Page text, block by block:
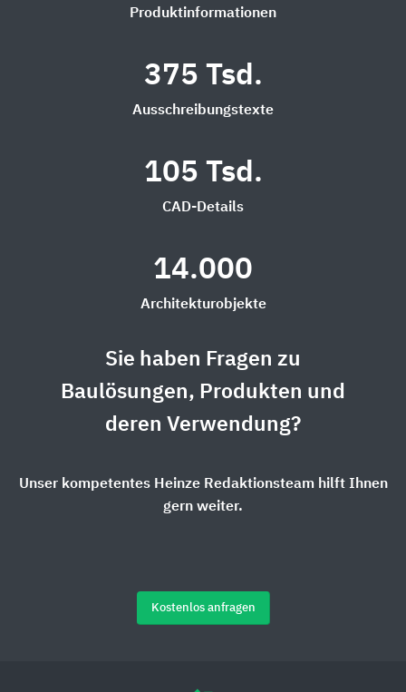
Produktinformationen
375 Tsd.
Ausschreibungstexte
105 Tsd.
CAD-Details
14.000
Architekturobjekte
Sie haben Fragen zu
Baulösungen, Produkten und
deren Verwendung?
Unser kompetentes Heinze Redaktionsteam hilft Ihnen
gern weiter.
Kostenlos anfragen